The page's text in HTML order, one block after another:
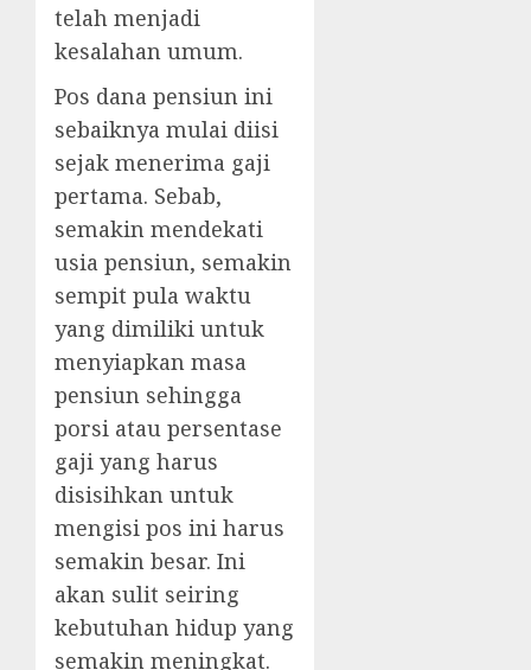
telah menjadi
kesalahan umum.
Pos dana pensiun ini
sebaiknya mulai diisi
sejak menerima gaji
pertama. Sebab,
semakin mendekati
usia pensiun, semakin
sempit pula waktu
yang dimiliki untuk
menyiapkan masa
pensiun sehingga
porsi atau persentase
gaji yang harus
disisihkan untuk
mengisi pos ini harus
semakin besar. Ini
akan sulit seiring
kebutuhan hidup yang
semakin meningkat.